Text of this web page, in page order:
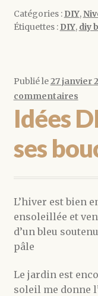
Catégories : DIY,
Étiquettes : DIY, diy
Publié le27 janvier
commentaires
Idées
ses
L’hiver est bien
ensoleillée et
d’un bleu
pâle
Le jardin est
soleil me donne